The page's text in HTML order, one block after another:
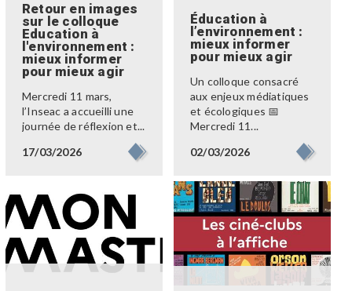
Retour en images
sur le colloque
Education à
l'environnement :
mieux informer
pour mieux agir
Mercredi 11 mars,
l’Inseac a accueilli une
journée de réflexion et...
17/03/2026
Éducation à
l’environnement :
mieux informer
pour mieux agir
Un colloque consacré
aux enjeux médiatiques
et écologiques 📅
Mercredi 11...
02/03/2026